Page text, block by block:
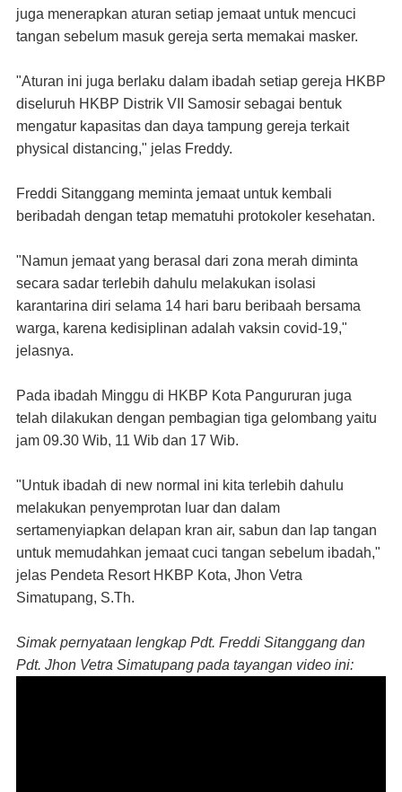
juga menerapkan aturan setiap jemaat untuk mencuci
tangan sebelum masuk gereja serta memakai masker.
"Aturan ini juga berlaku dalam ibadah setiap gereja HKBP
diseluruh HKBP Distrik VII Samosir sebagai bentuk
mengatur kapasitas dan daya tampung gereja terkait
physical distancing," jelas Freddy.
Freddi Sitanggang meminta jemaat untuk kembali
beribadah dengan tetap mematuhi protokoler kesehatan.
"Namun jemaat yang berasal dari zona merah diminta
secara sadar terlebih dahulu melakukan isolasi
karantarina diri selama 14 hari baru beribaah bersama
warga, karena kedisiplinan adalah vaksin covid-19,"
jelasnya.
Pada ibadah Minggu di HKBP Kota Pangururan juga
telah dilakukan dengan pembagian tiga gelombang yaitu
jam 09.30 Wib, 11 Wib dan 17 Wib.
"Untuk ibadah di new normal ini kita terlebih dahulu
melakukan penyemprotan luar dan dalam
sertamenyiapkan delapan kran air, sabun dan lap tangan
untuk memudahkan jemaat cuci tangan sebelum ibadah,"
jelas Pendeta Resort HKBP Kota, Jhon Vetra
Simatupang, S.Th.
Simak pernyataan lengkap Pdt. Freddi Sitanggang dan
Pdt. Jhon Vetra Simatupang pada tayangan video ini: